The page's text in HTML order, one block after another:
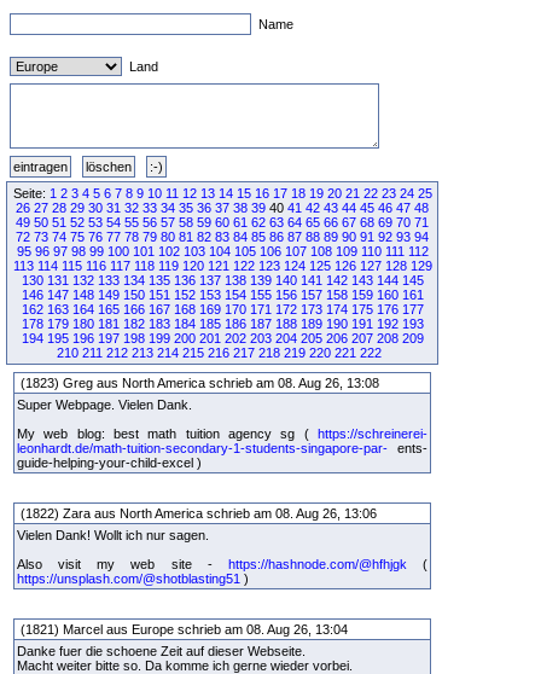
Name
Land
Seite: 1 2 3 4 5 6 7 8 9 10 11 12 13 14 15 16 17 18 19 20 21 22 23 24 25
26 27 28 29 30 31 32 33 34 35 36 37 38 39 40 41 42 43 44 45 46 47 48
49 50 51 52 53 54 55 56 57 58 59 60 61 62 63 64 65 66 67 68 69 70 71
72 73 74 75 76 77 78 79 80 81 82 83 84 85 86 87 88 89 90 91 92 93 94
95 96 97 98 99 100 101 102 103 104 105 106 107 108 109 110 111 112
113 114 115 116 117 118 119 120 121 122 123 124 125 126 127 128 129
130 131 132 133 134 135 136 137 138 139 140 141 142 143 144 145
146 147 148 149 150 151 152 153 154 155 156 157 158 159 160 161
162 163 164 165 166 167 168 169 170 171 172 173 174 175 176 177
178 179 180 181 182 183 184 185 186 187 188 189 190 191 192 193
194 195 196 197 198 199 200 201 202 203 204 205 206 207 208 209
210 211 212 213 214 215 216 217 218 219 220 221 222
(1823) Greg aus North America schrieb am 08. Aug 26, 13:08
Super Webpage. Vielen Dank.
My web blog: best math tuition agency sg ( https://schreinerei-
leonhardt.de/math-tuition-secondary-1-students-singapore-par- ents-
guide-helping-your-child-excel )
(1822) Zara aus North America schrieb am 08. Aug 26, 13:06
Vielen Dank! Wollt ich nur sagen.
Also visit my web site - https://hashnode.com/@hfhjgk (
https://unsplash.com/@shotblasting51 )
(1821) Marcel aus Europe schrieb am 08. Aug 26, 13:04
Danke fuer die schoene Zeit auf dieser Webseite.
Macht weiter bitte so. Da komme ich gerne wieder vorbei.